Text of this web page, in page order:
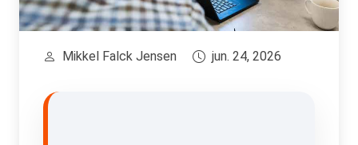
Mikkel Falck Jensen jun. 24, 2026